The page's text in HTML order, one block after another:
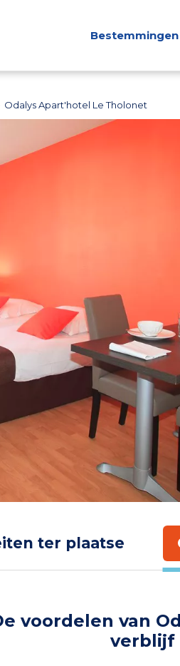
Bestemmingen
Odalys Apart'hotel Le Tholonet
ter plaatse
voordelen van
verblijf